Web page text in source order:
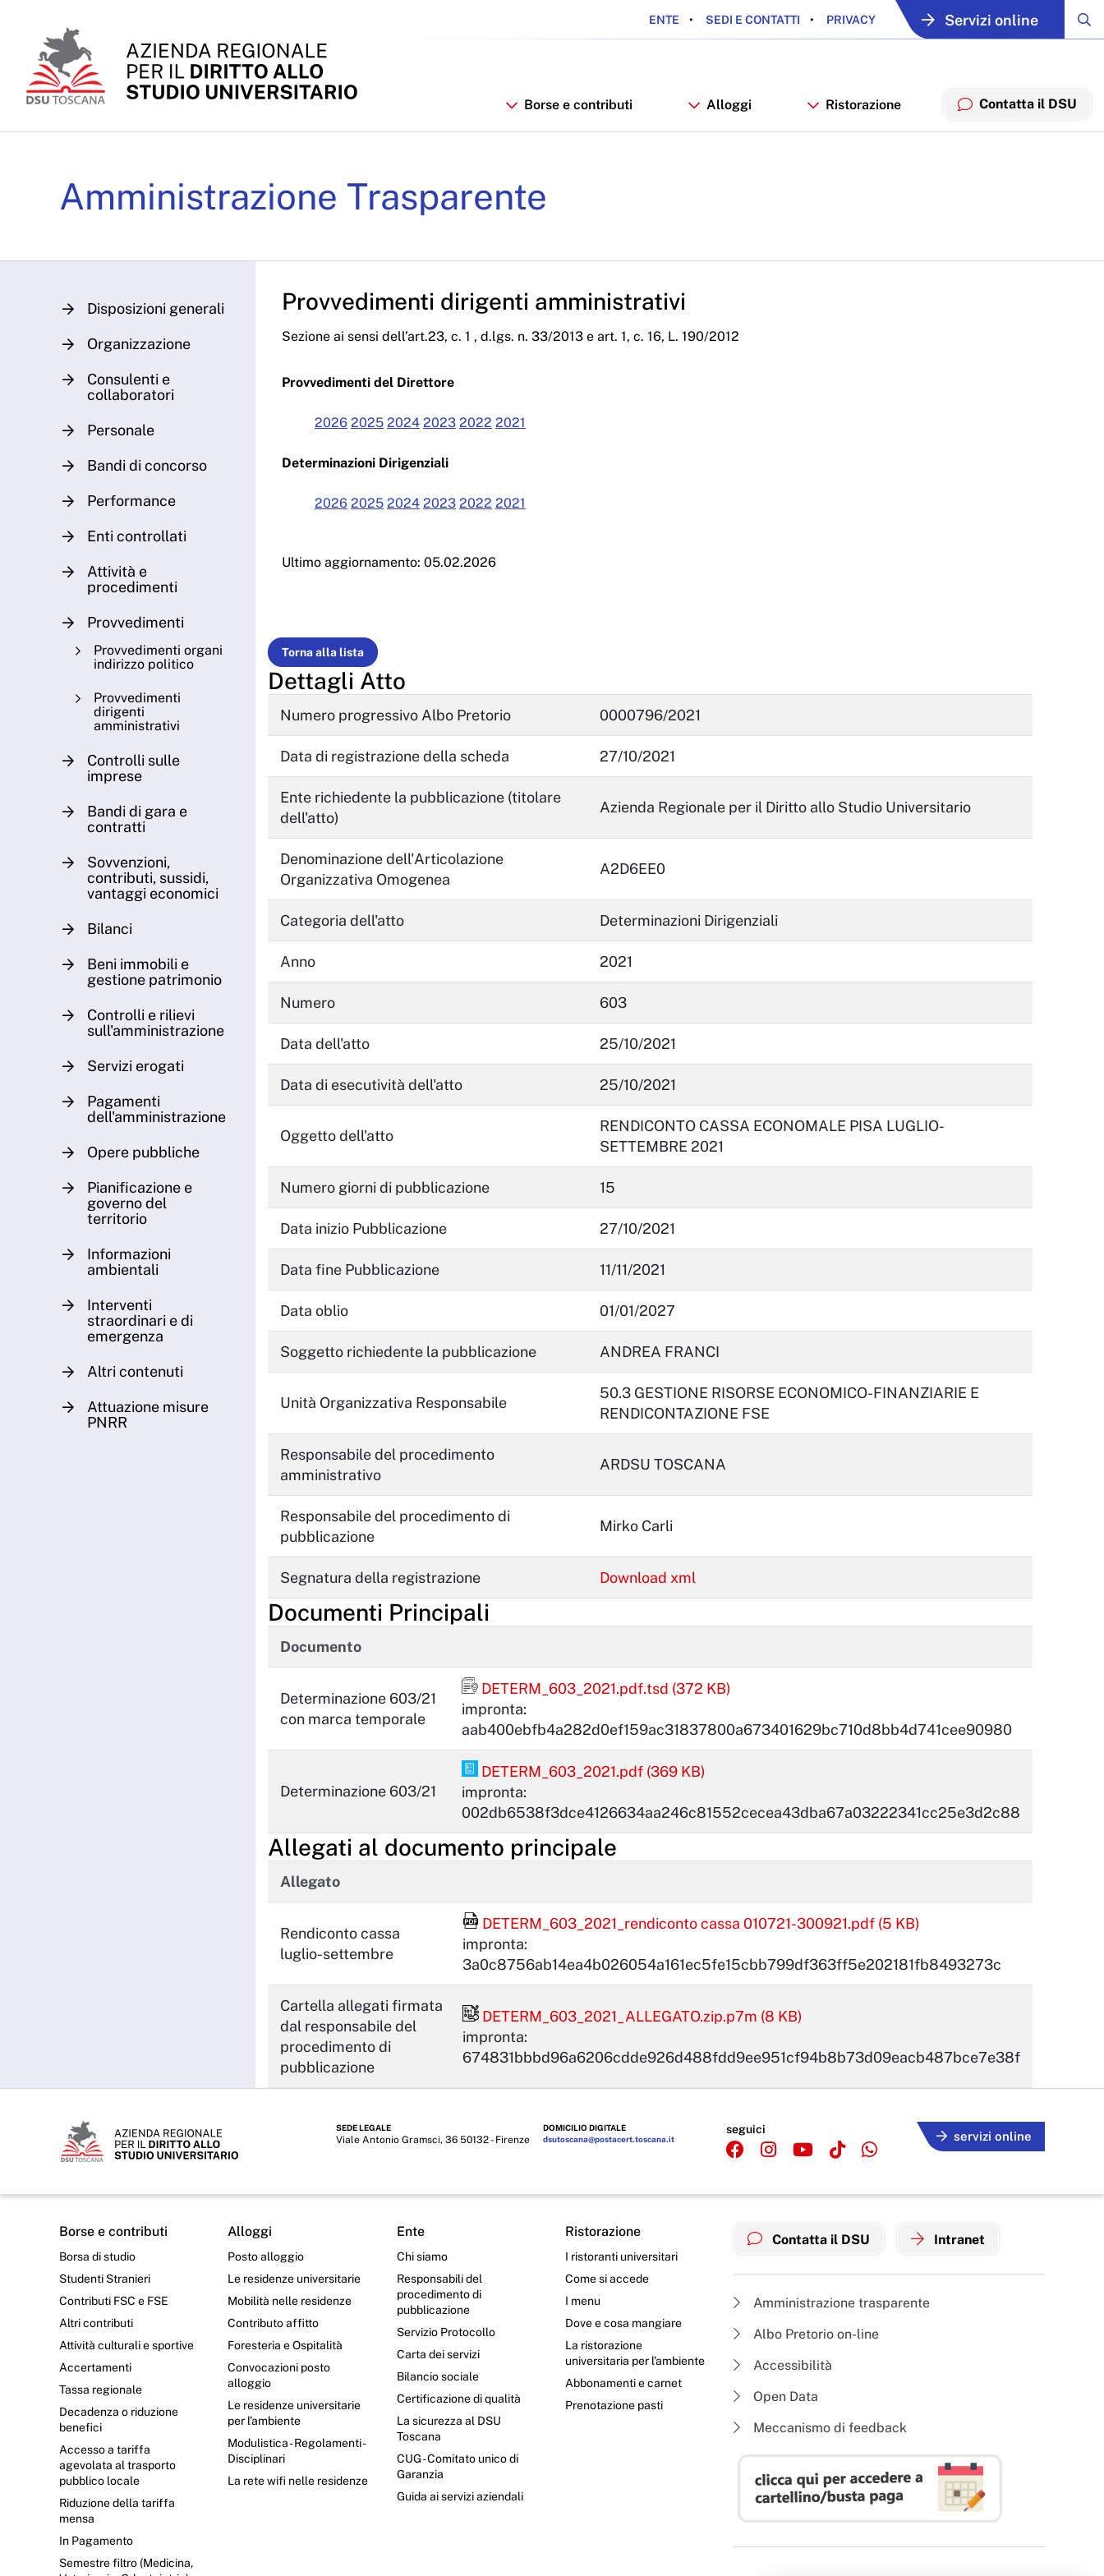
ENTE SEDI E CONTATTI PRIVACY Servizi online
Borse e contributi Alloggi Ristorazione Contatta il DSU
Amministrazione Trasparente
Disposizioni generali
Organizzazione
Consulenti e
collaboratori
Personale
Bandi di concorso
Performance
Enti controllati
Attività e
procedimenti
Provvedimenti
Provvedimenti organi
indirizzo politico
Provvedimenti
dirigenti
amministrativi
Controlli sulle
imprese
Bandi di gara e
contratti
Sovvenzioni,
contributi, sussidi,
vantaggi economici
Bilanci
Beni immobili e
gestione patrimonio
Controlli e rilievi
sull'amministrazione
Servizi erogati
Pagamenti
dell'amministrazione
Opere pubbliche
Pianificazione e
governo del
territorio
Informazioni
ambientali
Interventi
straordinari e di
emergenza
Altri contenuti
Attuazione misure
PNRR
Provvedimenti dirigenti amministrativi
Sezione ai sensi dell’art.23, c. 1 , d.lgs. n. 33/2013 e art. 1, c. 16, L. 190/2012
Provvedimenti del Direttore
2026 2025 2024 2023 2022 2021
Determinazioni Dirigenziali
2026 2025 2024 2023 2022 2021
Ultimo aggiornamento: 05.02.2026
Torna alla lista
Dettagli Atto
Numero progressivo Albo Pretorio 0000796/2021
Data di registrazione della scheda 27/10/2021
Ente richiedente la pubblicazione (titolare
dell'atto)
Azienda Regionale per il Diritto allo Studio Universitario
Denominazione dell'Articolazione
Organizzativa Omogenea
A2D6EE0
Categoria dell'atto Determinazioni Dirigenziali
Anno 2021
Numero 603
Data dell'atto 25/10/2021
Data di esecutività dell'atto 25/10/2021
Oggetto dell'atto
RENDICONTO CASSA ECONOMALE PISA LUGLIO-
SETTEMBRE 2021
Numero giorni di pubblicazione 15
Data inizio Pubblicazione 27/10/2021
Data fine Pubblicazione 11/11/2021
Data oblio 01/01/2027
Soggetto richiedente la pubblicazione ANDREA FRANCI
Unità Organizzativa Responsabile
50.3 GESTIONE RISORSE ECONOMICO-FINANZIARIE E
RENDICONTAZIONE FSE
Responsabile del procedimento
amministrativo
ARDSU TOSCANA
Responsabile del procedimento di
pubblicazione
Mirko Carli
Segnatura della registrazione Download xml
Documenti Principali
Documento
Determinazione 603/21
con marca temporale
Firma firmato digitalmente con marca temporale
DETERM_603_2021.pdf.tsd (372 KB)
impronta:
aab400ebfb4a282d0ef159ac31837800a673401629bc710d8bb4d741cee90980
Determinazione 603/21
PDF Pades
DETERM_603_2021.pdf (369 KB)
impronta:
002db6538f3dce4126634aa246c81552cecea43dba67a03222341cc25e3d2c88
Allegati al documento principale
Allegato
Rendiconto cassa
luglio-settembre
File Acrobat Reader
DETERM_603_2021_rendiconto cassa 010721-300921.pdf (5 KB)
impronta:
3a0c8756ab14ea4b026054a161ec5fe15cbb799df363ff5e202181fb8493273c
Cartella allegati firmata
dal responsabile del
procedimento di
pubblicazione
File firmato digitalmente
DETERM_603_2021_ALLEGATO.zip.p7m (8 KB)
impronta:
674831bbbd96a6206cdde926d488fdd9ee951cf94b8b73d09eacb487bce7e38f
SEDE LEGALE
Viale Antonio Gramsci, 36 50132 - Firenze
DOMICILIO DIGITALE
dsutoscana@postacert.toscana.it
seguici
servizi online
Borse e contributi
Borsa di studio
Studenti Stranieri
Contributi FSC e FSE
Altri contributi
Attività culturali e sportive
Accertamenti
Tassa regionale
Decadenza o riduzione
benefici
Accesso a tariffa
agevolata al trasporto
pubblico locale
Riduzione della tariffa
mensa
In Pagamento
Semestre filtro (Medicina,
Alloggi
Posto alloggio
Le residenze universitarie
Mobilità nelle residenze
Contributo affitto
Foresteria e Ospitalità
Convocazioni posto
alloggio
Le residenze universitarie
per l’ambiente
Modulistica - Regolamenti -
Disciplinari
La rete wifi nelle residenze
Ente
Chi siamo
Responsabili del
procedimento di
pubblicazione
Servizio Protocollo
Carta dei servizi
Bilancio sociale
Certificazione di qualità
La sicurezza al DSU
Toscana
CUG - Comitato unico di
Garanzia
Guida ai servizi aziendali
Ristorazione
I ristoranti universitari
Come si accede
I menu
Dove e cosa mangiare
La ristorazione
universitaria per l’ambiente
Abbonamenti e carnet
Prenotazione pasti
Contatta il DSU Intranet
Amministrazione trasparente
Albo Pretorio on-line
Accessibilità
Open Data
Meccanismo di feedback